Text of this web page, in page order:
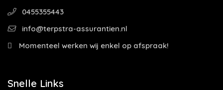
0455355443
info@terpstra-assurantien.nl
Momenteel werken wij enkel op afspraak!
Snelle Links